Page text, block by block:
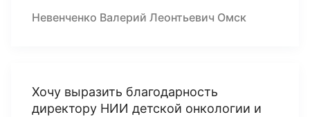
Невенченко Валерий Леонтьевич Омск
Хочу выразить благодарность
директору НИИ детской онкологии и